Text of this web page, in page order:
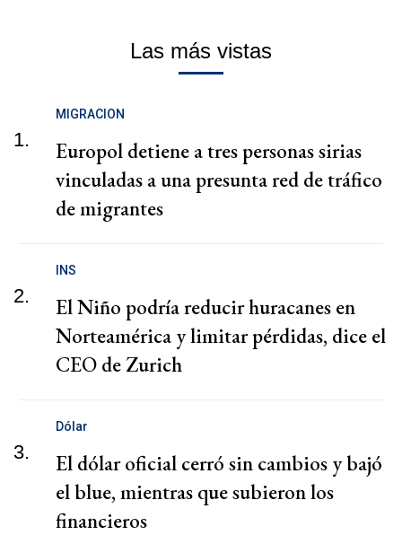
Las más vistas
1.
MIGRACION
Europol detiene a tres personas sirias
vinculadas a una presunta red de tráfico
de migrantes
2.
INS
El Niño podría reducir huracanes en
Norteamérica y limitar pérdidas, dice el
CEO de Zurich
3.
Dólar
El dólar oficial cerró sin cambios y bajó
el blue, mientras que subieron los
financieros